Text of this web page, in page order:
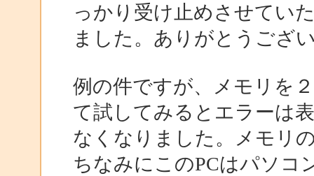
っかり受け止めさせてい
ました。ありがとうござ
例の件ですが、メモリを
て試してみるとエラーは
なくなりました。メモリ
ちなみにこのPCはパソコ